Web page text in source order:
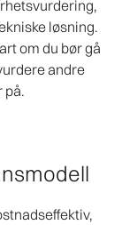
løsning.
om du bør gå
andre
på.